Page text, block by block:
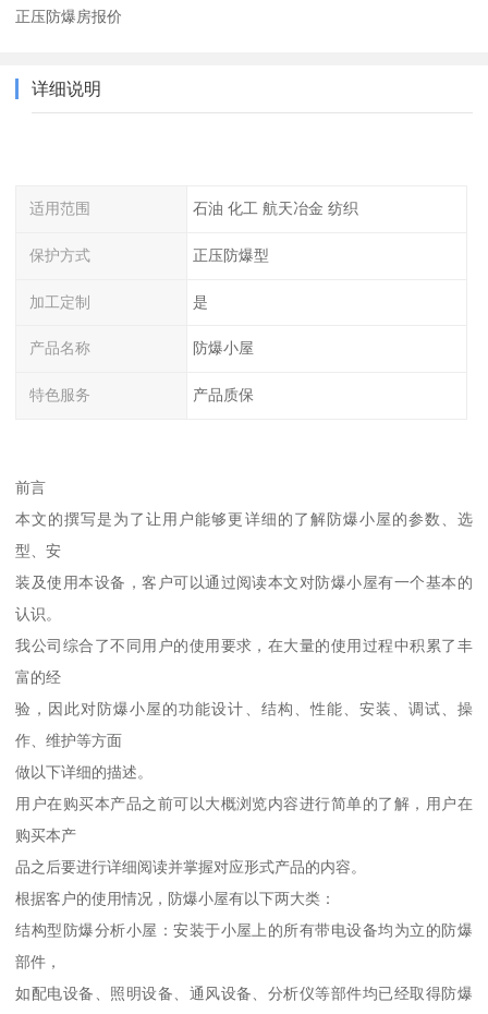
正压防爆房报价
详细说明
适用范围 石油 化工 航天冶金 纺织
保护方式 正压防爆型
加工定制 是
产品名称 防爆小屋
特色服务 产品质保
前言
本文的撰写是为了让用户能够更详细的了解防爆小屋的参数、选
型、安
装及使用本设备，客户可以通过阅读本文对防爆小屋有一个基本的
认识。
我公司综合了不同用户的使用要求，在大量的使用过程中积累了丰
富的经
验，因此对防爆小屋的功能设计、结构、性能、安装、调试、操
作、维护等方面
做以下详细的描述。
用户在购买本产品之前可以大概浏览内容进行简单的了解，用户在
购买本产
品之后要进行详细阅读并掌握对应形式产品的内容。
根据客户的使用情况，防爆小屋有以下两大类：
结构型防爆分析小屋：安装于小屋上的所有带电设备均为立的防爆
部件，
如配电设备、照明设备、通风设备、分析仪等部件均已经取得防爆